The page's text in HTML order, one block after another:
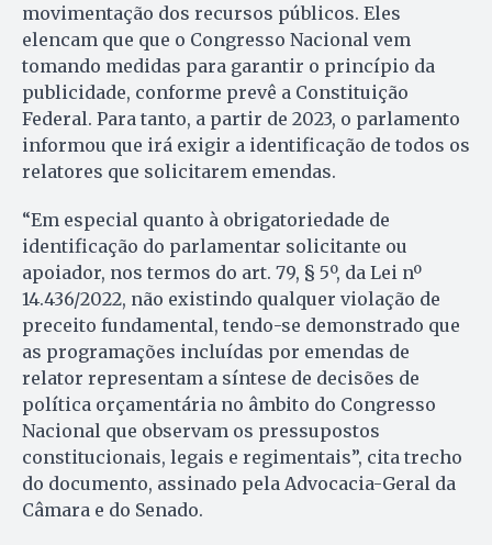
movimentação dos recursos públicos. Eles
elencam que que o Congresso Nacional vem
tomando medidas para garantir o princípio da
publicidade, conforme prevê a Constituição
Federal. Para tanto, a partir de 2023, o parlamento
informou que irá exigir a identificação de todos os
relatores que solicitarem emendas.
“Em especial quanto à obrigatoriedade de
identificação do parlamentar solicitante ou
apoiador, nos termos do art. 79, § 5º, da Lei nº
14.436/2022, não existindo qualquer violação de
preceito fundamental, tendo-se demonstrado que
as programações incluídas por emendas de
relator representam a síntese de decisões de
política orçamentária no âmbito do Congresso
Nacional que observam os pressupostos
constitucionais, legais e regimentais”, cita trecho
do documento, assinado pela Advocacia-Geral da
Câmara e do Senado.